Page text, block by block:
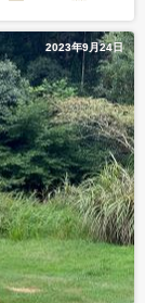
2023年9月24日